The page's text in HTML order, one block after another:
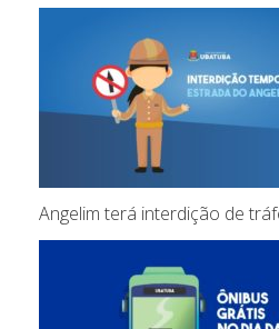
Angelim terá interdição de